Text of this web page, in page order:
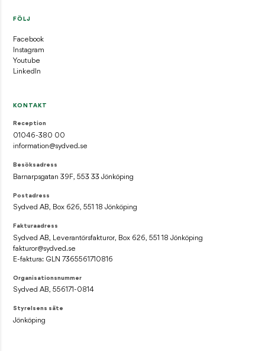
FÖLJ
Facebook
Instagram
Youtube
LinkedIn
KONTAKT
Reception
01046-380 00
information@sydved.se
Besöksadress
Barnarpsgatan 39F, 553 33 Jönköping
Postadress
Sydved AB, Box 626, 551 18 Jönköping
Fakturaadress
Sydved AB, Leverantörsfakturor, Box 626, 551 18 Jönköping
fakturor@sydved.se
E-faktura: GLN 7365561710816
Organisationsnummer
Sydved AB, 556171-0814
Styrelsens säte
Jönköping